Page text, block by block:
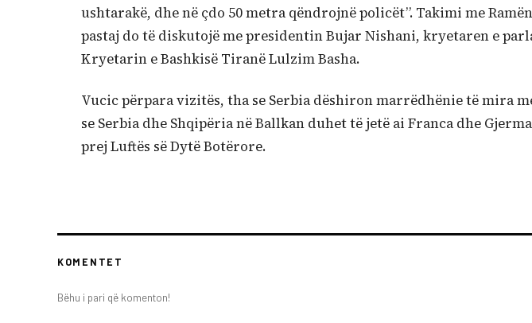
ushtarakë, dhe në çdo 50 metra qëndrojnë policët”. Takimi me
pastaj do të diskutojë me presidentin Bujar Nishani, kryetaren e
Kryetarin e Bashkisë Tiranë Lulzim Basha.
Vucic përpara vizitës, tha se Serbia dëshiron marrëdhënie të mira
se Serbia dhe Shqipëria në Ballkan duhet të jetë ai Franca dhe
prej Luftës së Dytë Botërore.
KOMENTET
Bëhu i pari që komenton!